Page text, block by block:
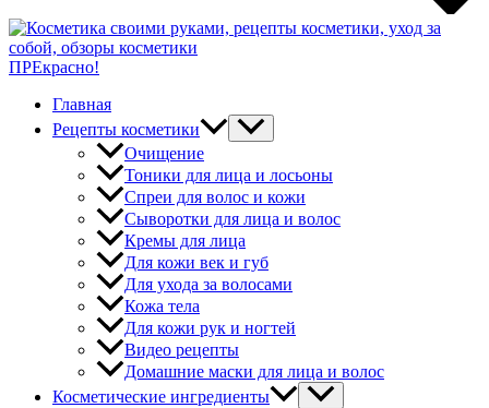
ПРЕкрасно!
Главная
Рецепты косметики
Очищение
Тоники для лица и лосьоны
Спреи для волос и кожи
Сыворотки для лица и волос
Кремы для лица
Для кожи век и губ
Для ухода за волосами
Кожа тела
Для кожи рук и ногтей
Видео рецепты
Домашние маски для лица и волос
Косметические ингредиенты